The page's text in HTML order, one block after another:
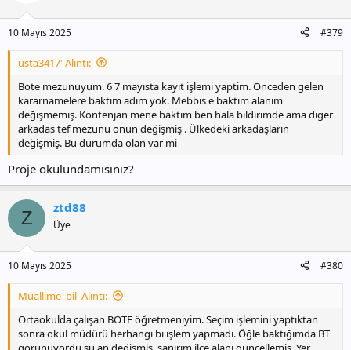
10 Mayıs 2025 #379
usta3417' Alıntı:
Bote mezunuyum. 6 7 mayısta kayıt işlemi yaptim. Önceden gelen
kararnamelere baktım adım yok. Mebbis e baktım alanım
değişmemiş. Kontenjan mene baktım ben hala bildirimde ama diger
arkadas tef mezunu onun değişmiş . Ülkedeki arkadaşların
değişmiş. Bu durumda olan var mi
Proje okulundamısınız?
Z ztd88
Üye
10 Mayıs 2025 #380
Muallime_bil' Alıntı:
Ortaokulda çalışan BÖTE öğretmeniyim. Seçim işlemini yaptıktan
sonra okul müdürü herhangi bi işlem yapmadı. Öğle baktığımda BT